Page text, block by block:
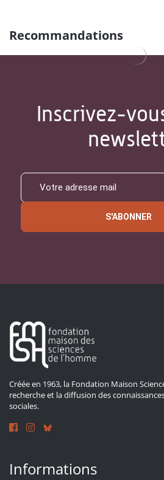
Recommandations
Inscrivez-
S'ABONNER
Créée en 1963, la Fondation Maison
recherche et la diffusion des
sociales.
Informations